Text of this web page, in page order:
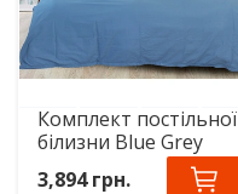
Комплект постільної
білизни Blue Grey
3,894 грн.